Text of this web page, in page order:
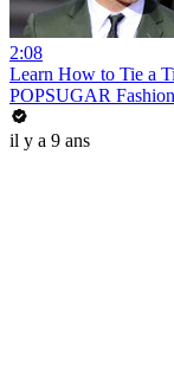
2:08
Learn How to Tie a
POPSUGAR Fashion
il y a 9 ans